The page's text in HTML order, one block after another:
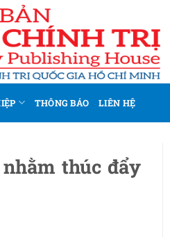
THÔNG BÁO LIÊN HỆ
thúc đẩy